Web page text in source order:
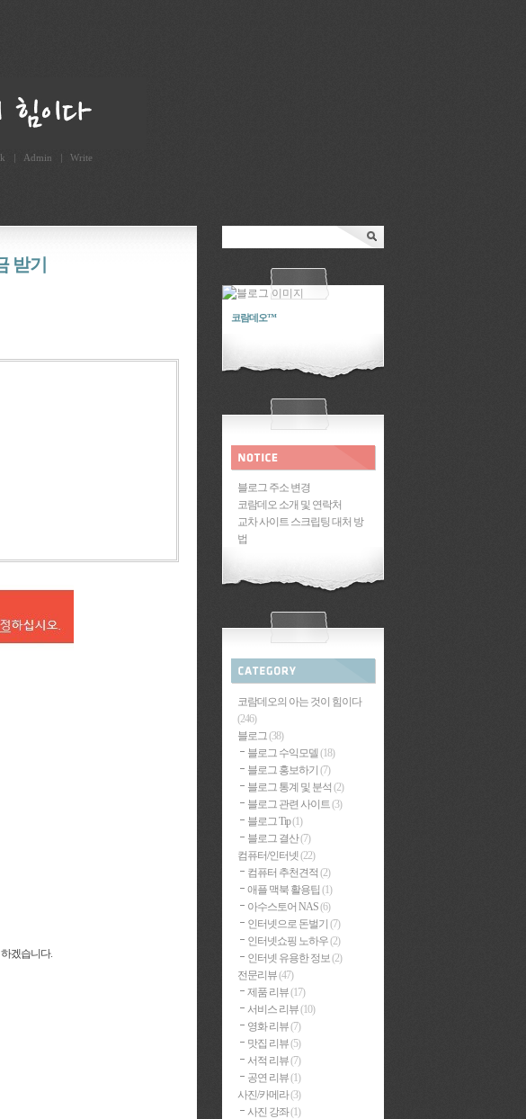
Admin Write
받기
겠습니다.
코람데오™
블로그 주소 변경
코람데오 소개 및 연락처
교차 사이트 스크립팅 대처 방
법
코람데오의 아는 것이 힘이다
(246)
블로그(38)
블로그 수익모델 (18)
블로그 홍보하기 (7)
블로그 통계 및 분석 (2)
블로그 관련 사이트(3)
블로그 Tip(1)
블로그 결산(7)
컴퓨터/인터넷(22)
컴퓨터 추천견적 (2)
애플 맥북 활용팁 (1)
아수스토어 NAS(6)
인터넷으로 돈벌기 (7)
인터넷쇼핑 노하우(2)
인터넷 유용한 정보(2)
전문리뷰(47)
제품 리뷰(17)
서비스 리뷰(10)
영화 리뷰(7)
맛집 리뷰(5)
서적 리뷰(7)
공연 리뷰(1)
사진/카메라(3)
사진 강좌(1)